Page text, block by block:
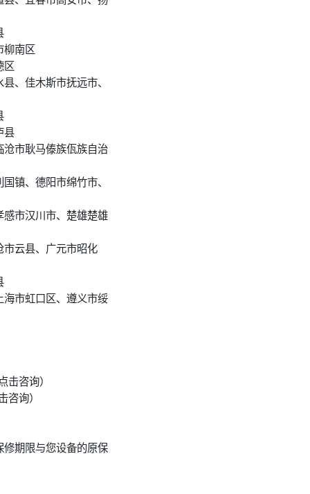
柳南区
区
、佳木斯市抚远市、
县
市耿马傣族佤族自治
镇、德阳市绵竹市、
市汉川市、楚雄楚雄
云县、广元市昭化
市虹口区、遵义市绥
击咨询）
咨询）
期限与您设备的原保